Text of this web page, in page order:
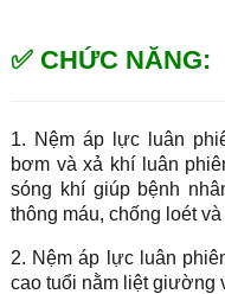
✅ CHỨC NĂNG:
1. Nệm áp lực luân
bơm và xả khí luân
sóng khí giúp bệnh
thông máu, chống loét
2. Nệm áp lực luân
cao tuổi nằm liệt giường